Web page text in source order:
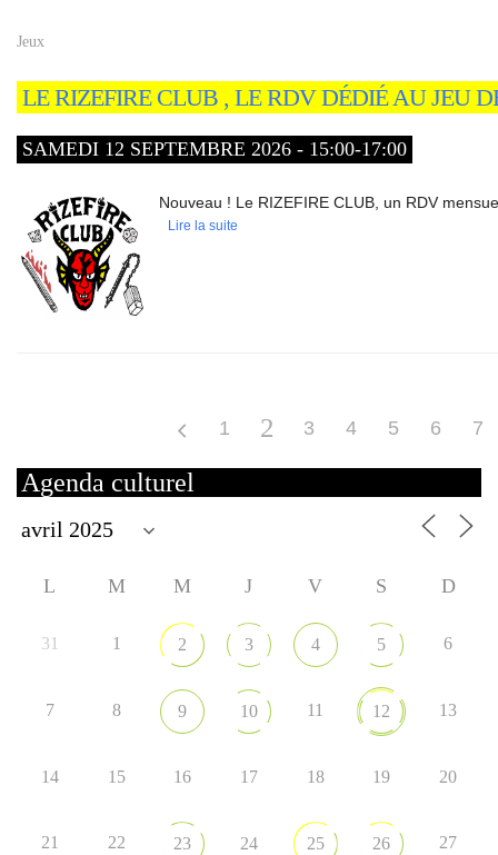
Jeux
LE RIZEFIRE CLUB , LE RDV DÉDIÉ AU JEU
SAMEDI 12 SEPTEMBRE 2026 - 15:00-17:00
Nouveau ! Le RIZEFIRE CLUB, un RDV
Lire la suite
1 2 3 4 5 6 7
Agenda culturel
L M M J V S D
31 1 2 3 4 5 6
7 8 9 10 11 12 13
14 15 16 17 18 19 20
21 22 23 24 25 26 27